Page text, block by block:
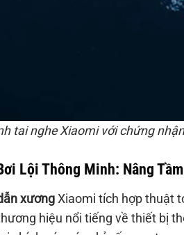
tai nghe Xiaomi với chứng
Lội Thông Minh: Nâng
xươngXiaomi tích hợp thuật
hiệu nổi tiếng về thiết bị